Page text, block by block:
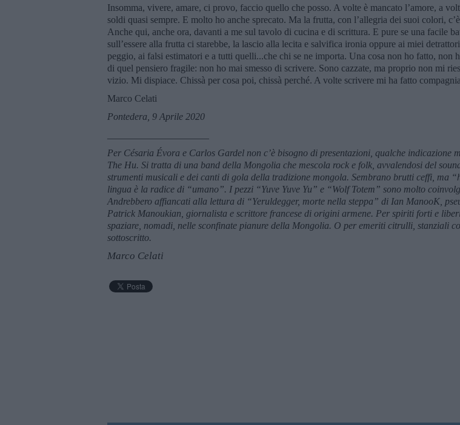
Insomma, vivere, amare, ci provo, faccio quello che posso. A volte è mancato l’amore, a
soldi quasi sempre. E molto ho anche sprecato. Ma la frutta, con l’allegria dei suoi colori,
Anche qui, anche ora, davanti a me sul tavolo di cucina e di scrittura. E pure se una facile
sull’essere alla frutta ci starebbe, la lascio alla lecita e salvifica ironia oppure ai miei
peggio, ai falsi estimatori e a tutti quelli...che chi se ne importa. Una cosa non ho fatto, non
di quel pensiero fragile: non ho mai smesso di scrivere. Sono cazzate, ma proprio non mi
vizio. Mi dispiace. Chissà per cosa poi, chissà perché. A volte scrivere mi ha fatto
Marco Celati
Pontedera, 9 Aprile 2020
Per Césaria Évora e Carlos Gardel non c’è bisogno di presentazioni, qualche indicazione
The Hu. Si tratta di una band della Mongolia che mescola rock e folk, avvalendosi del
strumenti musicali e dei canti di gola della tradizione mongola. Sembrano brutti ceffi, ma
lingua è la radice di “umano”. I pezzi “Yuve Yuve Yu” e “Wolf Totem” sono molto
Andrebbero affiancati alla lettura di “Yeruldegger, morte nella steppa” di Ian ManooK,
Patrick Manoukian, giornalista e scrittore francese di origini armene. Per spiriti forti e
spaziare, nomadi, nelle sconfinate pianure della Mongolia. O per emeriti citrulli, stanziali
sottoscritto.
Marco Celati